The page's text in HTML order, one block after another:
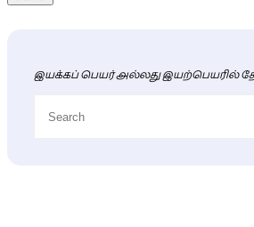
இயக்கப் பெயர் அல்லது இயற்பெயரில்